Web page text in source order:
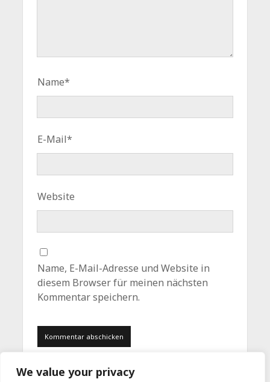
We value your privacy
Name*
E-Mail*
Website
Name, E-Mail-Adresse und Website in
diesem Browser für meinen nächsten
Kommentar speichern.